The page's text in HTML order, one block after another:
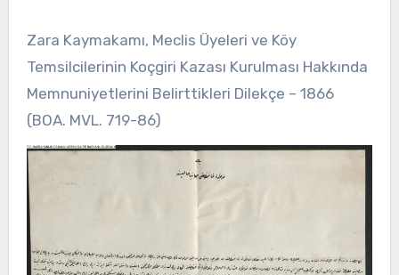
Zara Kaymakamı, Meclis Üyeleri ve Köy
Temsilcilerinin Koçgiri Kazası Kurulması Hakkında
Memnuniyetlerini Belirttikleri Dilekçe – 1866
(BOA. MVL. 719-86)